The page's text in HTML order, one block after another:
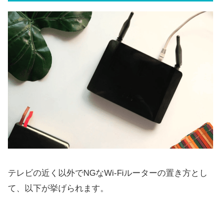
テレビの近く以外でNGなWi-Fiルーターの置き方とし
て、以下が挙げられます。